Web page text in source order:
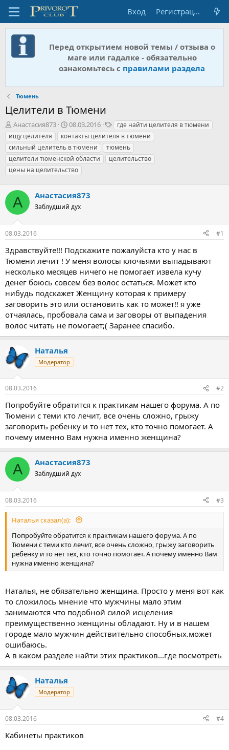
Вход Регистрация
Перед открытием новой темы / отзыва о
маге или гадалке - обязательно
ознакомьтесь с правилами раздела
Тюмень
Целители в Тюмени
А
в
т
о
р
т
м
ы
Анастасия873
Д
а
т
а
н
а
л
а
08.03.2016
Т
е
г
и
где найти целителя в тюмени
ищу целителя
контакты целителя в тюмени
сильный целитель в тюмени
тюмень
целители тюменской области
целительство
цены на целительство
А Анастасия873
Заблудший дух
08.03.2016 #1
Здравствуйте!!! Подскажите пожалуйста кто у нас в
Тюмени лечит ! У меня волосы клочьями выпадывают
несколько месяцев ничего не помогает извела кучу
денег боюсь совсем без волос остаться. Может кто
нибудь подскажет Женщину которая к примеру
заговорить это или остановить как то может!! я уже
отчаялась, пробовала сама и заговоры от выпадения
волос читать не помогает;( Заранее спасибо.
Наталья
Модератор
08.03.2016 #2
Попробуйте обратится к практикам нашего форума. А по
Тюмени с теми кто лечит, все очень сложно, грыжу
заговорить ребенку и то нет тех, кто точно помогает. А
почему именно Вам нужна именно женщина?
А Анастасия873
Заблудший дух
08.03.2016 #3
Наталья сказал(а):
Попробуйте обратится к практикам нашего форума. А по
Тюмени с теми кто лечит, все очень сложно, грыжу заговорить
ребенку и то нет тех, кто точно помогает. А почему именно Вам
нужна именно женщина?
Наталья, не обязательно женщина. Просто у меня вот как
то сложилось мнение что мужчины мало этим
занимаются что подобной силой исцеления
преимущественно женщины обладают. Ну и в нашем
городе мало мужчин действительно способных.может
ошибаюсь.
А в каком разделе найти этих практиков...где посмотреть
Наталья
Модератор
08.03.2016 #4
Кабинеты практиков